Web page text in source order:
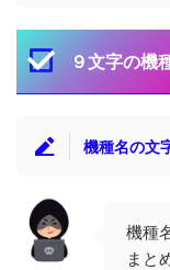
９文字の機
機種名の文
機種
まと